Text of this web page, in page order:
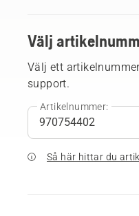
Välj
Välj ett
support.
Artikelnummer:
Så här hittar du